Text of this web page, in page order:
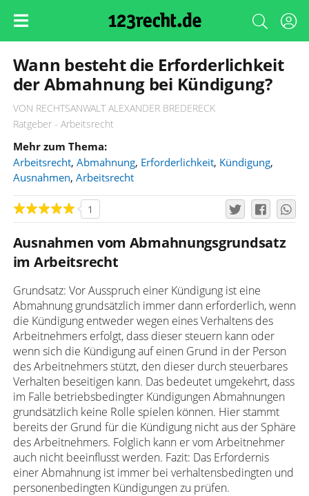
Wann besteht die Erforderlichkeit
der Abmahnung bei Kündigung?
VON RECHTSANWALT ALEXANDER BREDERECK
Ratgeber - Arbeitsrecht
Mehr zum Thema:
Arbeitsrecht, Abmahnung, Erforderlichkeit, Kündigung,
Ausnahmen, Arbeitsrecht
1
Ausnahmen vom Abmahnungsgrundsatz
im Arbeitsrecht
Grundsatz: Vor Ausspruch einer Kündigung ist eine
Abmahnung grundsätzlich immer dann erforderlich, wenn
die Kündigung entweder wegen eines Verhaltens des
Arbeitnehmers erfolgt, dass dieser steuern kann oder
wenn sich die Kündigung auf einen Grund in der Person
des Arbeitnehmers stützt, den dieser durch steuerbares
Verhalten beseitigen kann. Das bedeutet umgekehrt, dass
im Falle betriebsbedingter Kündigungen Abmahnungen
grundsätzlich keine Rolle spielen können. Hier stammt
bereits der Grund für die Kündigung nicht aus der Sphäre
des Arbeitnehmers. Folglich kann er vom Arbeitnehmer
auch nicht beeinflusst werden. Fazit: Das Erfordernis
einer Abmahnung ist immer bei verhaltensbedingten und
personenbedingten Kündigungen zu prüfen.